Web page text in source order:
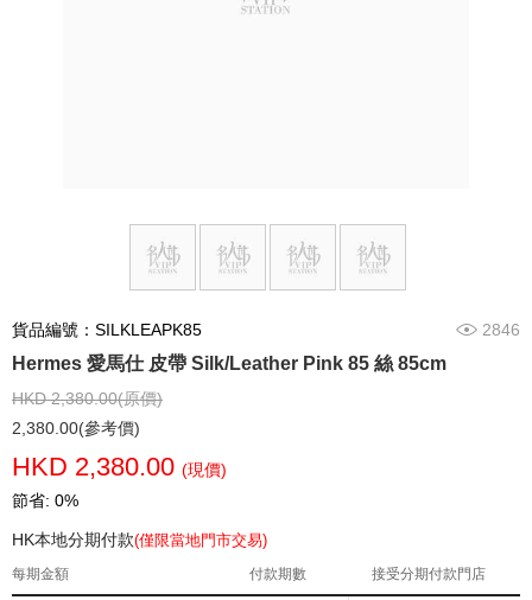
貨品編號：SILKLEAPK85 2846
Hermes 愛馬仕 皮帶 Silk/Leather Pink 85 絲 85cm
HKD 2,380.00(原價)
2,380.00(參考價)
HKD 2,380.00 (現價)
節省: 0%
HK本地分期付款(僅限當地門市交易)
每期金額 付款期數 接受分期付款門店